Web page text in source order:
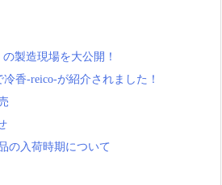
製造現場を大公開！
香-reico-が紹介されました！
の入荷時期について